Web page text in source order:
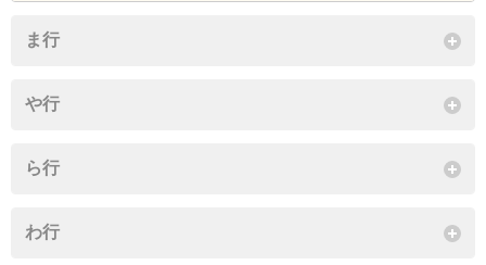
ま行
や行
ら行
わ行